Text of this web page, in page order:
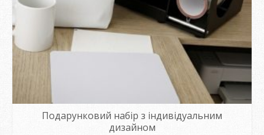
Подарунковий набір з індивідуальним
дизайном